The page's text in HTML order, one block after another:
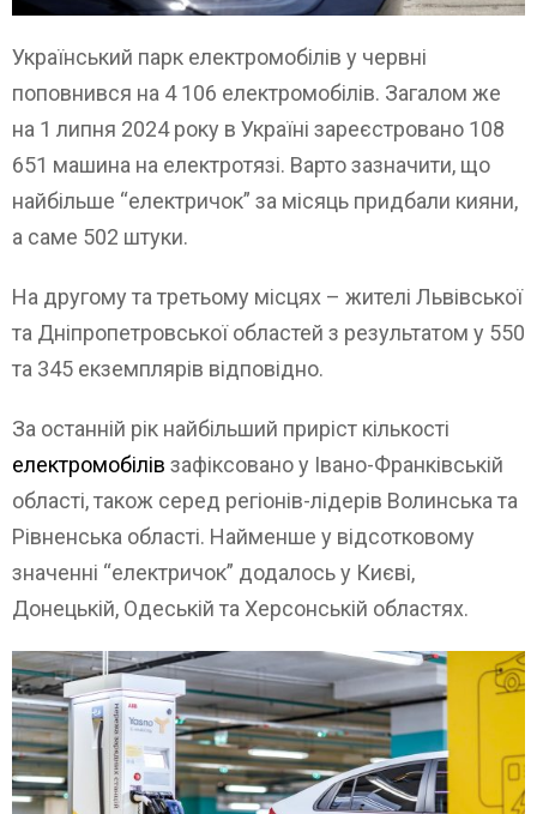
Український парк електромобілів у червні
поповнився на 4 106 електромобілів. Загалом же
на 1 липня 2024 року в Україні зареєстровано 108
651 машина на електротязі. Варто зазначити, що
найбільше “електричок” за місяць придбали кияни,
а саме 502 штуки.
На другому та третьому місцях – жителі Львівської
та Дніпропетровської областей з результатом у 550
та 345 екземплярів відповідно.
За останній рік найбільший приріст кількості
електромобілів зафіксовано у Івано-Франківській
області, також серед регіонів-лідерів Волинська та
Рівненська області. Найменше у відсотковому
значенні “електричок” додалось у Києві,
Донецькій, Одеській та Херсонській областях.